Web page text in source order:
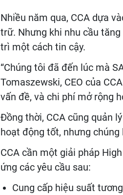
Nhiều năm qua, CCA dựa
trữ. Nhưng khi nhu cầu
trì một cách tin cậy.
“Chúng tôi đã đến lúc mà
Tomaszewski, CEO của
vấn đề, và chi phí mở rộng
Đồng thời, CCA cũng quản
hoạt động tốt, nhưng
CCA cần một giải pháp
ứng các yêu cầu sau:
Cung cấp hiệu suất